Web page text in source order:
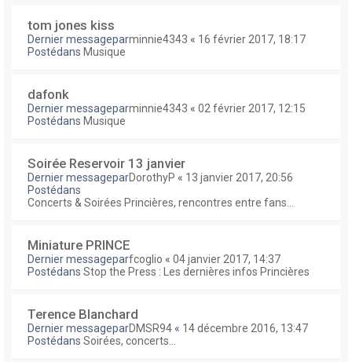
tom jones kiss
Dernier messageparminnie4343 « 16 février 2017, 18:17
Postédans Musique
dafonk
Dernier messageparminnie4343 « 02 février 2017, 12:15
Postédans Musique
Soirée Reservoir 13 janvier
Dernier messageparDorothyP « 13 janvier 2017, 20:56
Postédans
Concerts & Soirées Princières, rencontres entre fans...
Miniature PRINCE
Dernier messageparfcoglio « 04 janvier 2017, 14:37
Postédans Stop the Press : Les dernières infos Princières
Terence Blanchard
Dernier messageparDMSR94 « 14 décembre 2016, 13:47
Postédans Soirées, concerts...